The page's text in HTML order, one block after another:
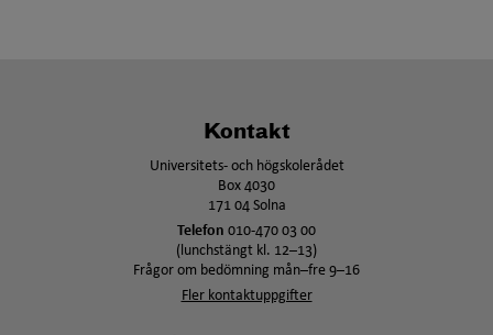
Kontakt
Universitets- och högskolerådet
Box 4030
171 04 Solna
Telefon 010-470 03 00
(lunchstängt kl. 12–13)
Frågor om bedömning mån–fre 9–16
Fler kontaktuppgifter